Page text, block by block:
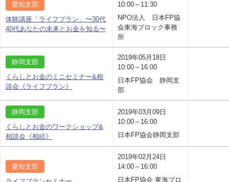
愛知支部
体験講座「ライフプラン」〜30代
40代あなたの未来とお金を知る〜
10:00～11:30
NPO法人 日本FP協
会東海ブロック事務
所
静岡支部
くらしとお金のミニセミナー&相
談会《ライフプラン》
2019年05月18日
10:00～16:00
日本FP協会 静岡支
部
静岡支部
くらしとお金のワークショップ&
相談会《相続》
2019年03月09日
10:00～16:00
日本FP協会静岡支部
愛知支部
2019年02月24日
14:00～16:00
日本FP協会 東海ブロ